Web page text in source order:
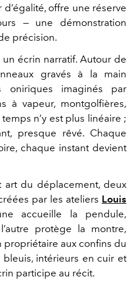
offre une réserve
— une démonstration
précision.
écrin narratif. Autour de
gravés à la main
oniriques imaginés par
à vapeur, montgolfières,
n’y est plus linéaire ;
presque rêvé. Chaque
chaque instant devient
art du déplacement, deux
par les ateliers Louis
accueille la pendule,
protège la montre,
aux confins du
intérieurs en cuir et
participe au récit.